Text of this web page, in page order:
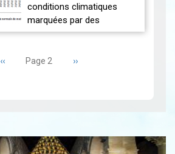
conditions climatiques
marquées par des
températures
et un déficit pluviométrique
Page
précédente
‹‹ Page 2 Page
››